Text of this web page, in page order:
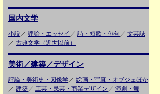
国内文学
小説／ 評論・エッセイ ／ 詩・短歌・俳句 ／ 文芸誌
／ 古典文学（近世以前）
美術／建築／デザイン
評論・美術史・図像学／ 絵画・写真・オブジェほか
／ 建築／ 工芸・民芸・商業デザイン ／ 演劇・舞